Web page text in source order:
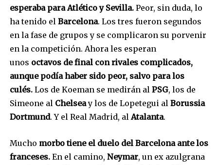
esperaba para Atlético y Sevilla. Peor, sin duda, lo
ha tenido el Barcelona. Los tres fueron segundos
en la fase de grupos y se complicaron su porvenir
en la competición. Ahora les esperan
unos octavos de final con rivales complicados,
aunque podía haber sido peor, salvo para los
culés. Los de Koeman se medirán al PSG, los de
Simeone al Chelseay los de Lopetegui al Borussia
Dortmund. Y el Real Madrid, alAtalanta.
Mucho morbo tiene el duelo del Barcelona ante los
franceses. En el camino, Neymar, un ex azulgrana